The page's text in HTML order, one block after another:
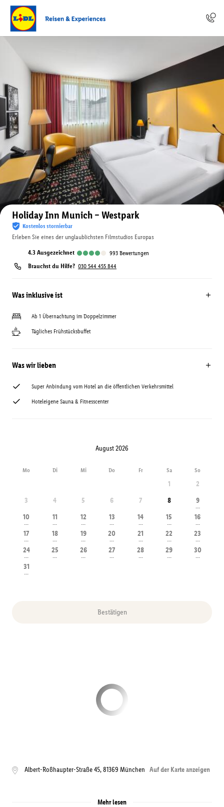
Auf der Karte anzeigen
Holiday Inn Munich – Westpark
Kostenlos stornierbar
Erleben Sie eines der unglaublichsten Filmstudios Europas
4.3 ausgezeichnet 993 Bewertungen
Brauchst du Hilfe? 030 544 455 844
Was inklusive ist
Ab 1 Übernachtung im Doppelzimmer
Tägliches Frühstücksbuffet
Was wir lieben
Super Anbindung vom Hotel an die öffentlichen Verkehrsmittel
Hoteleigene Sauna & Fitnesscenter
August 2026
Mo Di Mi Do Fr Sa So
1
2
3
4 5 6 7 8 9
---
10
---
11
---
12
---
13
---
14
---
15
---
16
---
17
---
18
---
19
---
20
---
21
---
22
---
23
---
24
---
25
---
26
---
27
---
28
---
29
---
30
---
31
---
Bestätigen
Albert-Roßhaupter-Straße 45,81369 München Auf der Karte anzeigen
Mehr lesen